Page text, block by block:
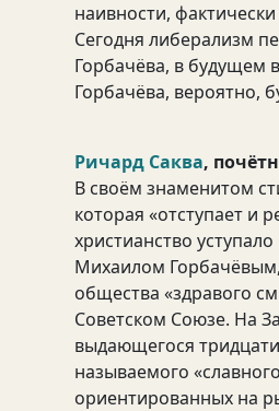
наивности,
Сегодня либерализм
Горбачёва, в будущем
Горбачёва, вероятно,
Ричард Саква,
В своём знаменитом
которая «отступает и
христианство
Михаилом Горбачёвым,
общества «здравого
Советском Союзе. На
выдающегося
называемого
ориентированных на